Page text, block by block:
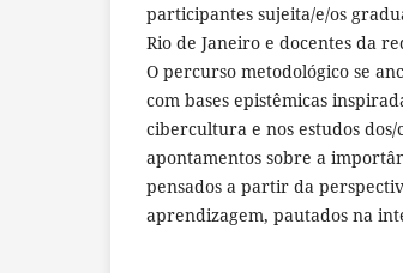
participantes sujeita/e/os
Rio de Janeiro e docentes da
O percurso metodológico se
com bases epistêmicas
cibercultura e nos estudos
apontamentos sobre a
pensados a partir da
aprendizagem, pautados na